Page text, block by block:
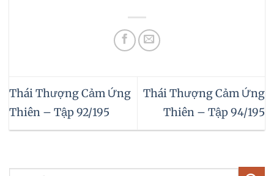
Thái Thượng Cảm Ứng
Thiên – Tập 92/195
Thái Thượng Cảm Ứng
Thiên – Tập 94/195